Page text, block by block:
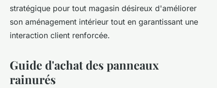
stratégique pour tout magasin désireux d'améliorer
son aménagement intérieur tout en garantissant une
interaction client renforcée.
Guide d'achat des panneaux
rainurés